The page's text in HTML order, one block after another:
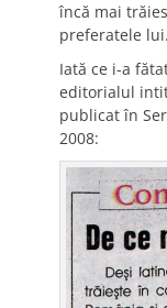
încă mai
preferatele lui.
Iată ce i-a
editorialul
publicat în
2008: